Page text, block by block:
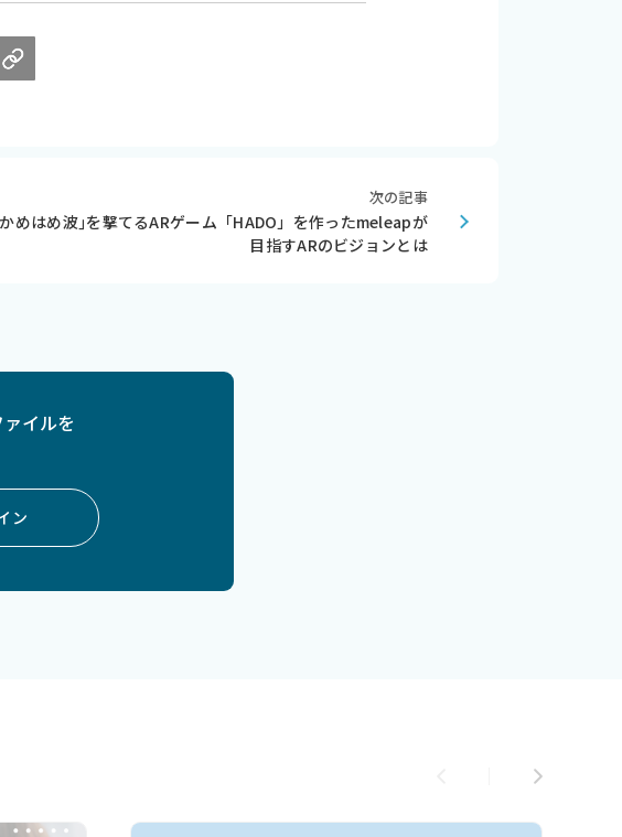
次の記事
はめ波｣を撃てるARゲーム「HADO」を作ったmeleapが
目指すARのビジョンとは
イルを
ン